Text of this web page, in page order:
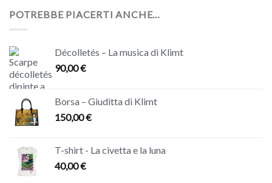
POTREBBE PIACERTI ANCHE…
Décolletés – La musica di Klimt
90,00€
Borsa – Giuditta di Klimt
150,00€
T-shirt - La civetta e la luna
40,00€